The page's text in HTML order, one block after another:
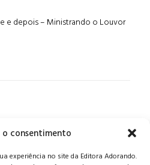
consentimento
experiência no site da Editora Adorando.
e depois – Ministrando o Louvor
– 7º Andar - Portaria 04, Vila da